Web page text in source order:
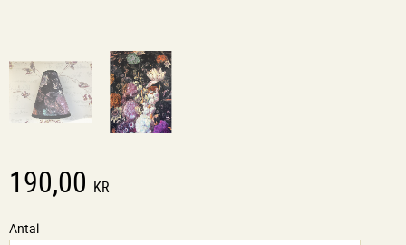
190,00 KR
Antal